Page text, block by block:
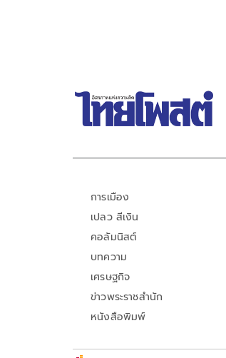
การเมือง
เปลว สีเงิน
คอลัมนิสต์
บทความ
เศรษฐกิจ
ข่าวพระราชสำนัก
หนังสือพิมพ์